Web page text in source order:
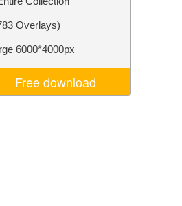
Overlays)
6000*4000px
Free download